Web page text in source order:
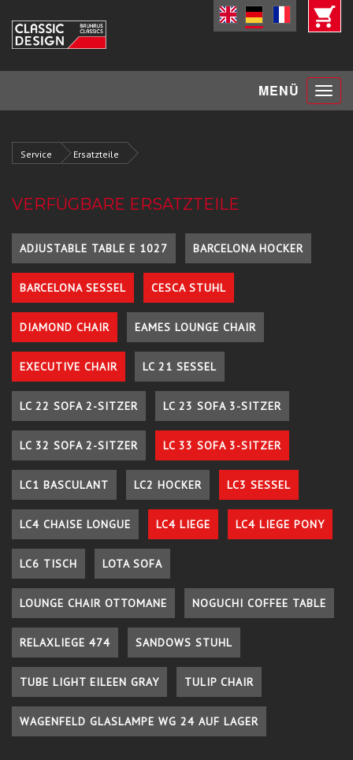
MENÜ Toggle
Service Ersatzteile
VERFÜGBARE ERSATZTEILE
ADJUSTABLE TABLE E 1027 BARCELONA HOCKER
BARCELONA SESSEL CESCA STUHL
DIAMOND CHAIR EAMES LOUNGE CHAIR
EXECUTIVE CHAIR LC 21 SESSEL
LC 22 SOFA 2-SITZER LC 23 SOFA 3-SITZER
LC 32 SOFA 2-SITZER LC 33 SOFA 3-SITZER
LC1 BASCULANT LC2 HOCKER LC3 SESSEL
LC4 CHAISE LONGUE LC4 LIEGE LC4 LIEGE PONY
LC6 TISCH LOTA SOFA
LOUNGE CHAIR OTTOMANE NOGUCHI COFFEE TABLE
RELAXLIEGE 474 SANDOWS STUHL
TUBE LIGHT EILEEN GRAY TULIP CHAIR
WAGENFELD GLASLAMPE WG 24 AUF LAGER